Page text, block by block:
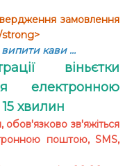
замовлення
strong>
кави …
віньєтки
електронною
хвилин
зв'яжіться
поштою, SMS,